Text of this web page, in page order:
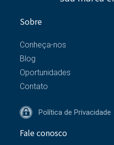
Sobre
Conheça-nos
Blog
Oportunidades
Contato
Política de Privacidade
Fale conosco